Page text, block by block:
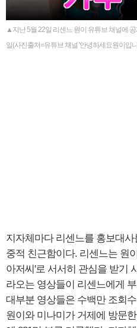
▲지난 5월 22일 리센느 원이 유튜브 채널에
일(사진출처=유튜브 채널 '안녕하세요원이입
지자체마다 리센느를 홍보대
중적 친근함이다. 리센느는 원
아저씨'로 서서히 관심을 받기
라오는 영상들이 리센느에게
대부분 영상들은 수백만 조회
원이와 미나미가 거제에 방문